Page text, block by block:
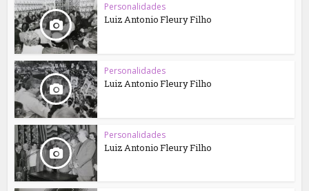
Personalidades
Luiz Antonio Fleury Filho
Personalidades
Luiz Antonio Fleury Filho
Personalidades
Luiz Antonio Fleury Filho